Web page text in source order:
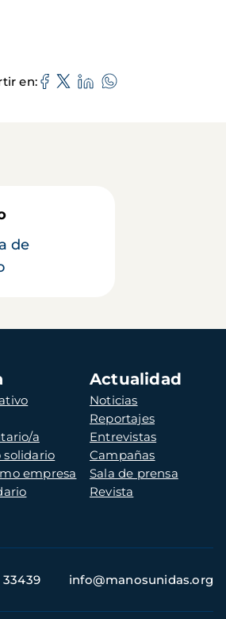
en
de
a
solidario
empresa
Actualidad
Noticias
Reportajes
Entrevistas
Campañas
Sala de prensa
Revista
33439 info@manosunidas.org